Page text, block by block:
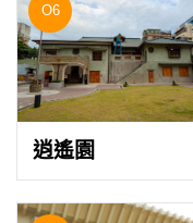
O6
逍遙園